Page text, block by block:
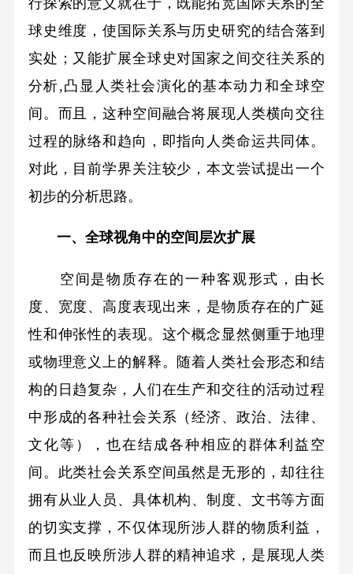
球史维度，使国际关系与历史研究的结合落到
实处；又能扩展全球史对国家之间交往关系的
分析,凸显人类社会演化的基本动力和全球空
间。而且，这种空间融合将展现人类横向交往
过程的脉络和趋向，即指向人类命运共同体。
对此，目前学界关注较少，本文尝试提出一个
初步的分析思路。
一、全球视角中的空间层次扩展
空间是物质存在的一种客观形式，由长
度、宽度、高度表现出来，是物质存在的广延
性和伸张性的表现。这个概念显然侧重于地理
或物理意义上的解释。随着人类社会形态和结
构的日趋复杂，人们在生产和交往的活动过程
中形成的各种社会关系（经济、政治、法律、
文化等），也在结成各种相应的群体利益空
间。此类社会关系空间虽然是无形的，却往往
拥有从业人员、具体机构、制度、文书等方面
的切实支撑，不仅体现所涉人群的物质利益，
而且也反映所涉人群的精神追求，是展现人类